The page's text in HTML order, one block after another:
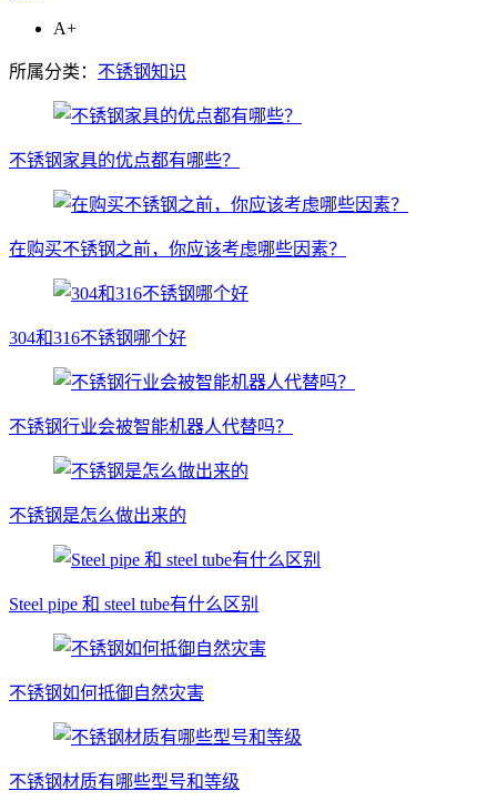
A+
所属分类： 不锈钢知识
不锈钢家具的优点都有哪些？
在购买不锈钢之前，你应该考虑哪些因素？
304和316不锈钢哪个好
不锈钢行业会被智能机器人代替吗？
不锈钢是怎么做出来的
Steel pipe 和 steel tube有什么区别
不锈钢如何抵御自然灾害
不锈钢材质有哪些型号和等级